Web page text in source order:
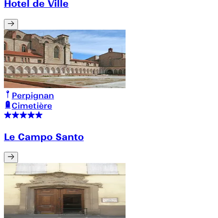
Hotel de Ville
Perpignan
Cimetière
Le Campo Santo